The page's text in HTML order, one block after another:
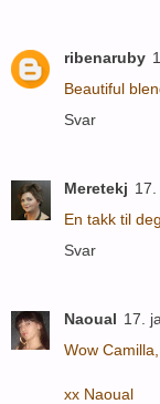
ribenaruby
Beautiful
Svar
Meretekj
En takk til
Svar
Naoual 17.
Wow
xx Naoual